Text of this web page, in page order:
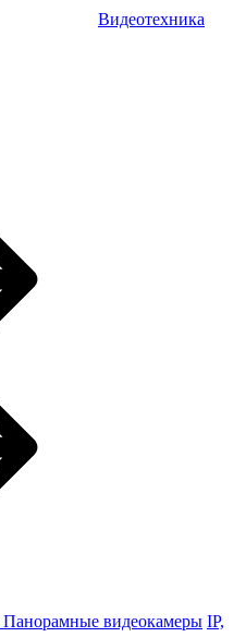
Видеотехника
Панорамные видеокамеры IP,